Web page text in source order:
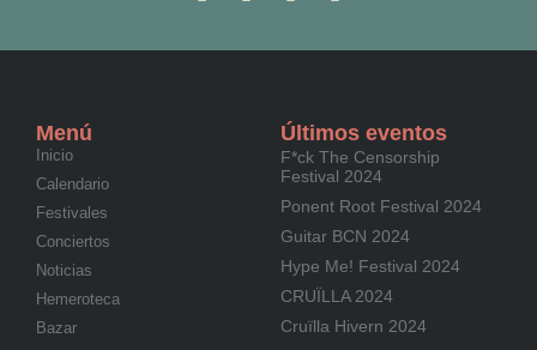
Menú
Inicio
Calendario
Festivales
Conciertos
Noticias
Hemeroteca
Bazar
Últimos eventos
F*ck The Censorship
Festival 2024
Ponent Root Festival 2024
Guitar BCN 2024
Hype Me! Festival 2024
CRUÏLLA 2024
Cruïlla Hivern 2024